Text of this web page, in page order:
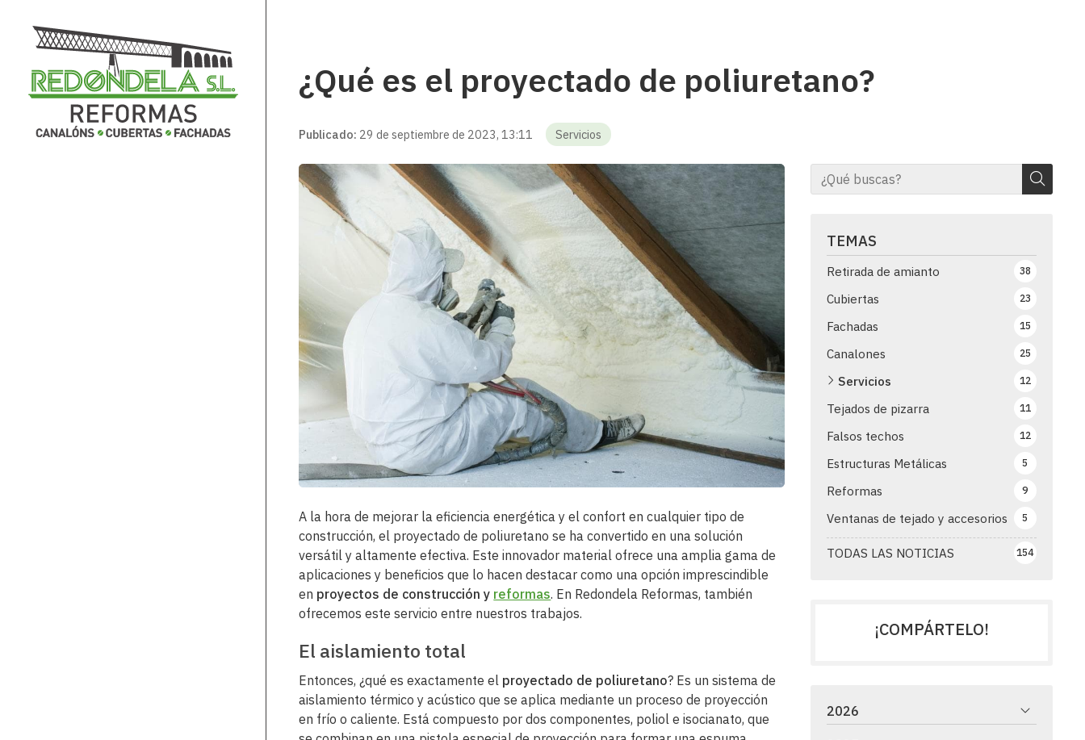
¿Qué es el proyectado de poliuretano?
Publicado: 29 de septiembre de 2023, 13:11 Servicios
TEMAS
TODAS LAS NOTICIAS 154
Retirada de amianto 38
Cubiertas 23
Fachadas 15
Canalones 25
Servicios 12
Tejados de pizarra 11
Falsos techos 12
Estructuras Metálicas 5
Reformas 9
Ventanas de tejado y accesorios 5
A la hora de mejorar la eficiencia energética y el confort en cualquier tipo de
construcción, el proyectado de poliuretano se ha convertido en una solución
versátil y altamente efectiva. Este innovador material ofrece una amplia gama de
aplicaciones y beneficios que lo hacen destacar como una opción imprescindible
en proyectos de construcción y reformas. En Redondela Reformas, también
ofrecemos este servicio entre nuestros trabajos.
El aislamiento total
Entonces, ¿qué es exactamente el proyectado de poliuretano? Es un sistema de
aislamiento térmico y acústico que se aplica mediante un proceso de proyección
en frío o caliente. Está compuesto por dos componentes, poliol e isocianato, que
¡COMPÁRTELO!
2026